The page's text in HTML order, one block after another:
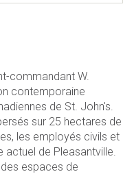
commandant W.
contemporaine
de St. John's.
sur 25 hectares de
les employés civils et
de Pleasantville.
espaces de